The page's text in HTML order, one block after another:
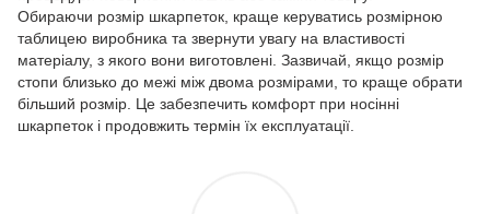
Обираючи розмір шкарпеток, краще керуватись розмірною
таблицею виробника та звернути увагу на властивості
матеріалу, з якого вони виготовлені. Зазвичай, якщо розмір
стопи близько до межі між двома розмірами, то краще обрати
більший розмір. Це забезпечить комфорт при носінні
шкарпеток і продовжить термін їх експлуатації.